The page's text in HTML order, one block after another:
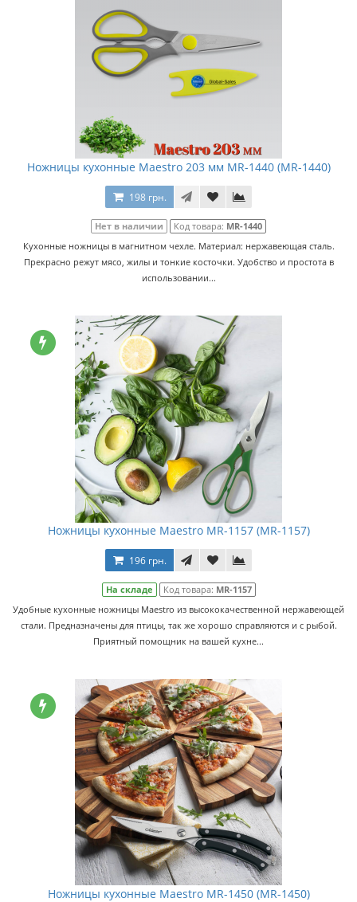
Ножницы кухонные Maestro 203 мм MR-1440 (MR-1440)
198 грн.
Нет в наличии Код товара: MR-1440
Кухонные ножницы в магнитном чехле. Материал: нержавеющая сталь.
Прекрасно режут мясо, жилы и тонкие косточки. Удобство и простота в
использовании...
Ножницы кухонные Maestro MR-1157 (MR-1157)
196 грн.
На складе Код товара: MR-1157
Удобные кухонные ножницы Maestro из высококачественной нержавеющей
стали. Предназначены для птицы, так же хорошо справляются и с рыбой.
Приятный помощник на вашей кухне...
Ножницы кухонные Maestro MR-1450 (MR-1450)